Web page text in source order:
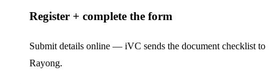
Register + complete the form
Submit details online — iVC sends the document checklist to
Rayong.